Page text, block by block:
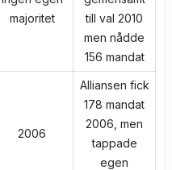
majoritet
till val 2010
men nådde
156 mandat
2006
Alliansen fick
178 mandat
2006, men
tappade
egen